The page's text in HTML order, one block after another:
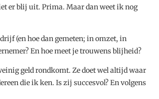
er blij uit. Prima. Maar dan weet ik nog
(en hoe dan gemeten; in omzet, in
En hoe meet je trouwens blijheid?
geld rondkomt. Ze doet wel altijd waar
die ik ken. Is zij succesvol? En volgens